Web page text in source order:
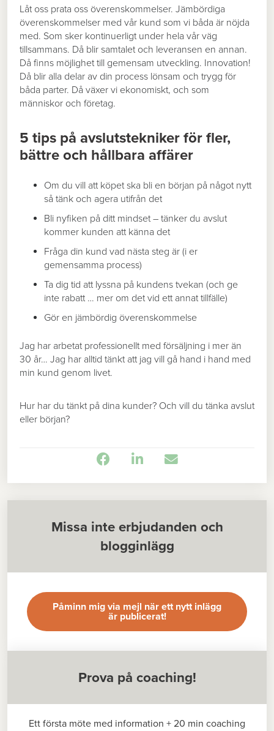
Låt oss prata oss överenskommelser. Jämbördiga
överenskommelser med vår kund som vi båda är nöjda
med. Som sker kontinuerligt under hela vår väg
tillsammans. Då blir samtalet och leveransen en annan.
Då finns möjlighet till gemensam utveckling. Innovation!
Då blir alla delar av din process lönsam och trygg för
båda parter. Då växer vi ekonomiskt, och som
människor och företag.
5 tips på avslutstekniker för fler,
bättre och hållbara affärer
Om du vill att köpet ska bli en början på något nytt
så tänk och agera utifrån det
Bli nyfiken på ditt mindset – tänker du avslut
kommer kunden att känna det
Fråga din kund vad nästa steg är (i er
gemensamma process)
Ta dig tid att lyssna på kundens tvekan (och ge
inte rabatt … mer om det vid ett annat tillfälle)
Gör en jämbördig överenskommelse
Jag har arbetat professionellt med försäljning i mer än
30 år… Jag har alltid tänkt att jag vill gå hand i hand med
min kund genom livet.
Hur har du tänkt på dina kunder? Och vill du tänka avslut
eller början?
Missa inte erbjudanden och
blogginlägg
Påminn mig via mejl när ett nytt inlägg
är publicerat!
Prova på coaching!
Ett första möte med information + 20 min coaching